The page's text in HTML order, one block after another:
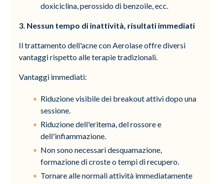
doxiciclina, perossido di benzoile, ecc.
3. Nessun tempo di inattività, risultati immediati
Il trattamento dell'acne con Aerolase offre diversi
vantaggi rispetto alle terapie tradizionali.
Vantaggi immediati:
Riduzione visibile dei breakout attivi dopo una
sessione.
Riduzione dell'eritema, del rossore e
dell'infiammazione.
Non sono necessari desquamazione,
formazione di croste o tempi di recupero.
Tornare alle normali attività immediatamente